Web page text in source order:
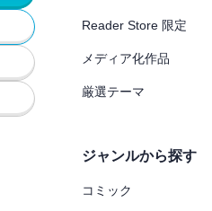
Reader Store 限定
メディア化作品
厳選テーマ
ジャンルから探す
コミック